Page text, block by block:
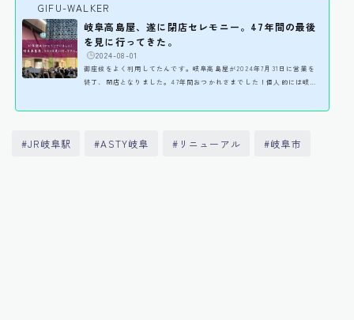
GIFU-WALKER
岐阜高島屋、遂に閉店セレモニー。47年間の最後
を見に行ってきた。
️2024-08-01
御座候をよく利用してたんです。岐阜高島屋が2024年7月31日に営業を
終了、閉店となりました。47年間おつかれさまでした！個人的には岐阜
ね。けっこう行列に並んでいた印象でしたが、最終日の今日、御座候は
高島屋のラストは見に行けないなーと思ってたんですが、翌日休みにな
#JR岐阜駅 #ASTY岐阜 #リニューアル #岐阜市